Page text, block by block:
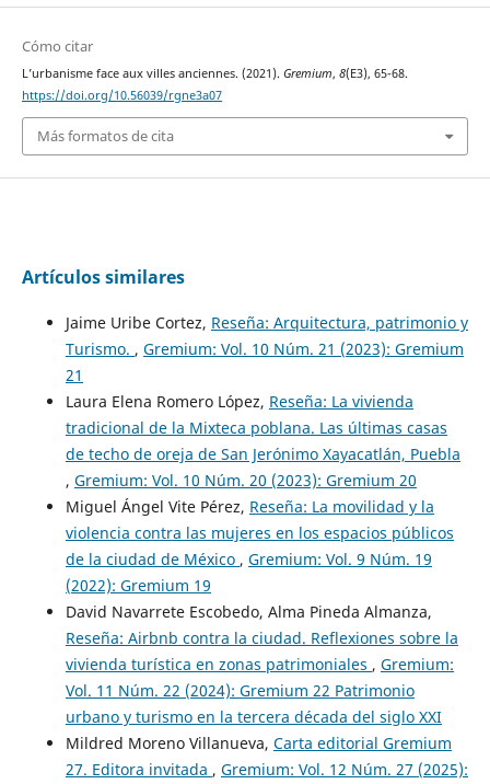
Cómo citar
L’urbanisme face aux villes anciennes. (2021). Gremium, 8(E3), 65-68.
https://doi.org/10.56039/rgne3a07
Más formatos de cita
Artículos similares
Jaime Uribe Cortez, Reseña: Arquitectura, patrimonio y
Turismo. , Gremium: Vol. 10 Núm. 21 (2023): Gremium
21
Laura Elena Romero López, Reseña: La vivienda
tradicional de la Mixteca poblana. Las últimas casas
de techo de oreja de San Jerónimo Xayacatlán, Puebla
, Gremium: Vol. 10 Núm. 20 (2023): Gremium 20
Miguel Ángel Vite Pérez, Reseña: La movilidad y la
violencia contra las mujeres en los espacios públicos
de la ciudad de México , Gremium: Vol. 9 Núm. 19
(2022): Gremium 19
David Navarrete Escobedo, Alma Pineda Almanza,
Reseña: Airbnb contra la ciudad. Reflexiones sobre la
vivienda turística en zonas patrimoniales , Gremium:
Vol. 11 Núm. 22 (2024): Gremium 22 Patrimonio
urbano y turismo en la tercera década del siglo XXI
Mildred Moreno Villanueva, Carta editorial Gremium
27. Editora invitada , Gremium: Vol. 12 Núm. 27 (2025):